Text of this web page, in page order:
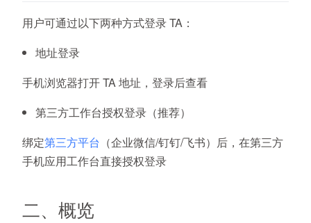
用户可通过以下两种方式登录 TA：
地址登录
手机浏览器打开 TA 地址，登录后查看
第三方工作台授权登录（推荐）
绑定第三方平台 （企业微信/钉钉/飞书）后，在第三方
手机应用工作台直接授权登录
二、概览